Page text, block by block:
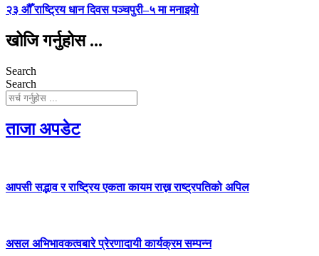
२३ औँ राष्ट्रिय धान दिवस पञ्चपुरी–५ मा मनाइयाे
खोजि गर्नुहोस ...
Search
Search
ताजा अपडेट
आपसी सद्भाव र राष्ट्रिय एकता कायम राख्न राष्ट्रपतिको अपिल
असल अभिभावकत्वबारे प्रेरणादायी कार्यक्रम सम्पन्न